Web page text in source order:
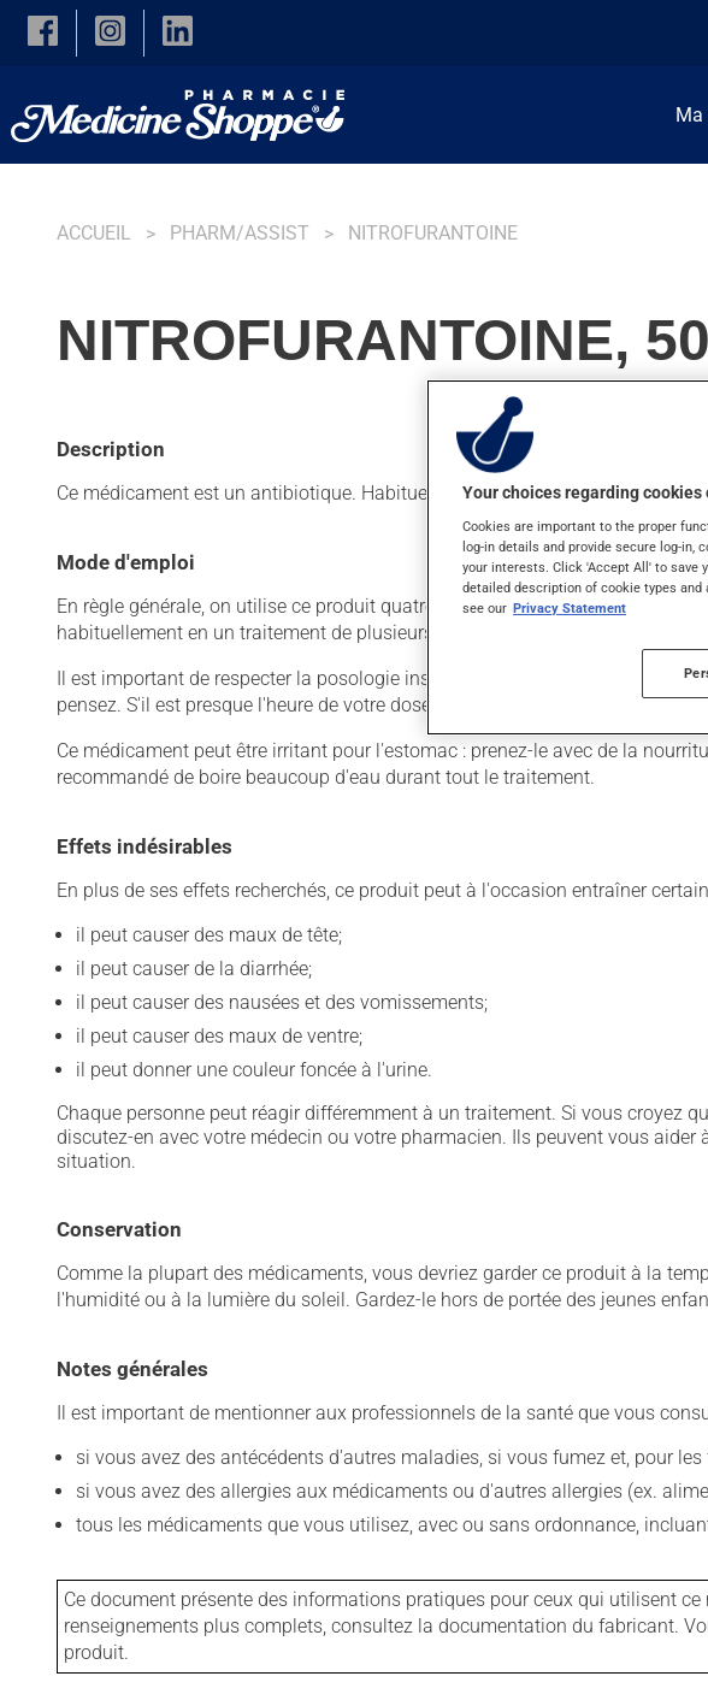
Skip to main content
Ma
ACCUEIL PHARM/ASSIST NITROFURANTOINE
NITROFURANTOINE,
Description
Ce médicament est un antibiotique. Habituellement, on l'utilise pour une
Mode d'emploi
En règle générale, on utilise ce produit quatre fois par jour. Il est possible
habituellement en un traitement de plusieurs jours. Pour en retirer tous les
Il est important de respecter la posologie inscrite sur l'étiquette. N'en
pensez. S'il est presque l'heure de votre dose suivante, laissez simplement
Ce médicament peut être irritant pour l'estomac : prenez-le avec de la
recommandé de boire beaucoup d'eau durant tout le traitement.
Effets indésirables
En plus de ses effets recherchés, ce produit peut à l'occasion entraîner
il peut causer des maux de tête;
il peut causer de la diarrhée;
il peut causer des nausées et des vomissements;
il peut causer des maux de ventre;
il peut donner une couleur foncée à l'urine.
Chaque personne peut réagir différemment à un traitement. Si vous croyez
discutez-en avec votre médecin ou votre pharmacien. Ils peuvent vous
situation.
Conservation
Comme la plupart des médicaments, vous devriez garder ce produit à la
l'humidité ou à la lumière du soleil. Gardez-le hors de portée des jeunes
Notes générales
Il est important de mentionner aux professionnels de la santé que vous
si vous avez des antécédents d'autres maladies, si vous fumez et, pour
si vous avez des allergies aux médicaments ou d'autres allergies (ex.
tous les médicaments que vous utilisez, avec ou sans ordonnance,
Ce document présente des informations pratiques pour ceux qui utilisent
renseignements plus complets, consultez la documentation du fabricant.
produit.
Your choices regarding cookies
Cookies are important to the proper
log-in details and provide secure log-
your interests. Click 'Accept All' to save
detailed description of cookie types
see our Privacy Statement